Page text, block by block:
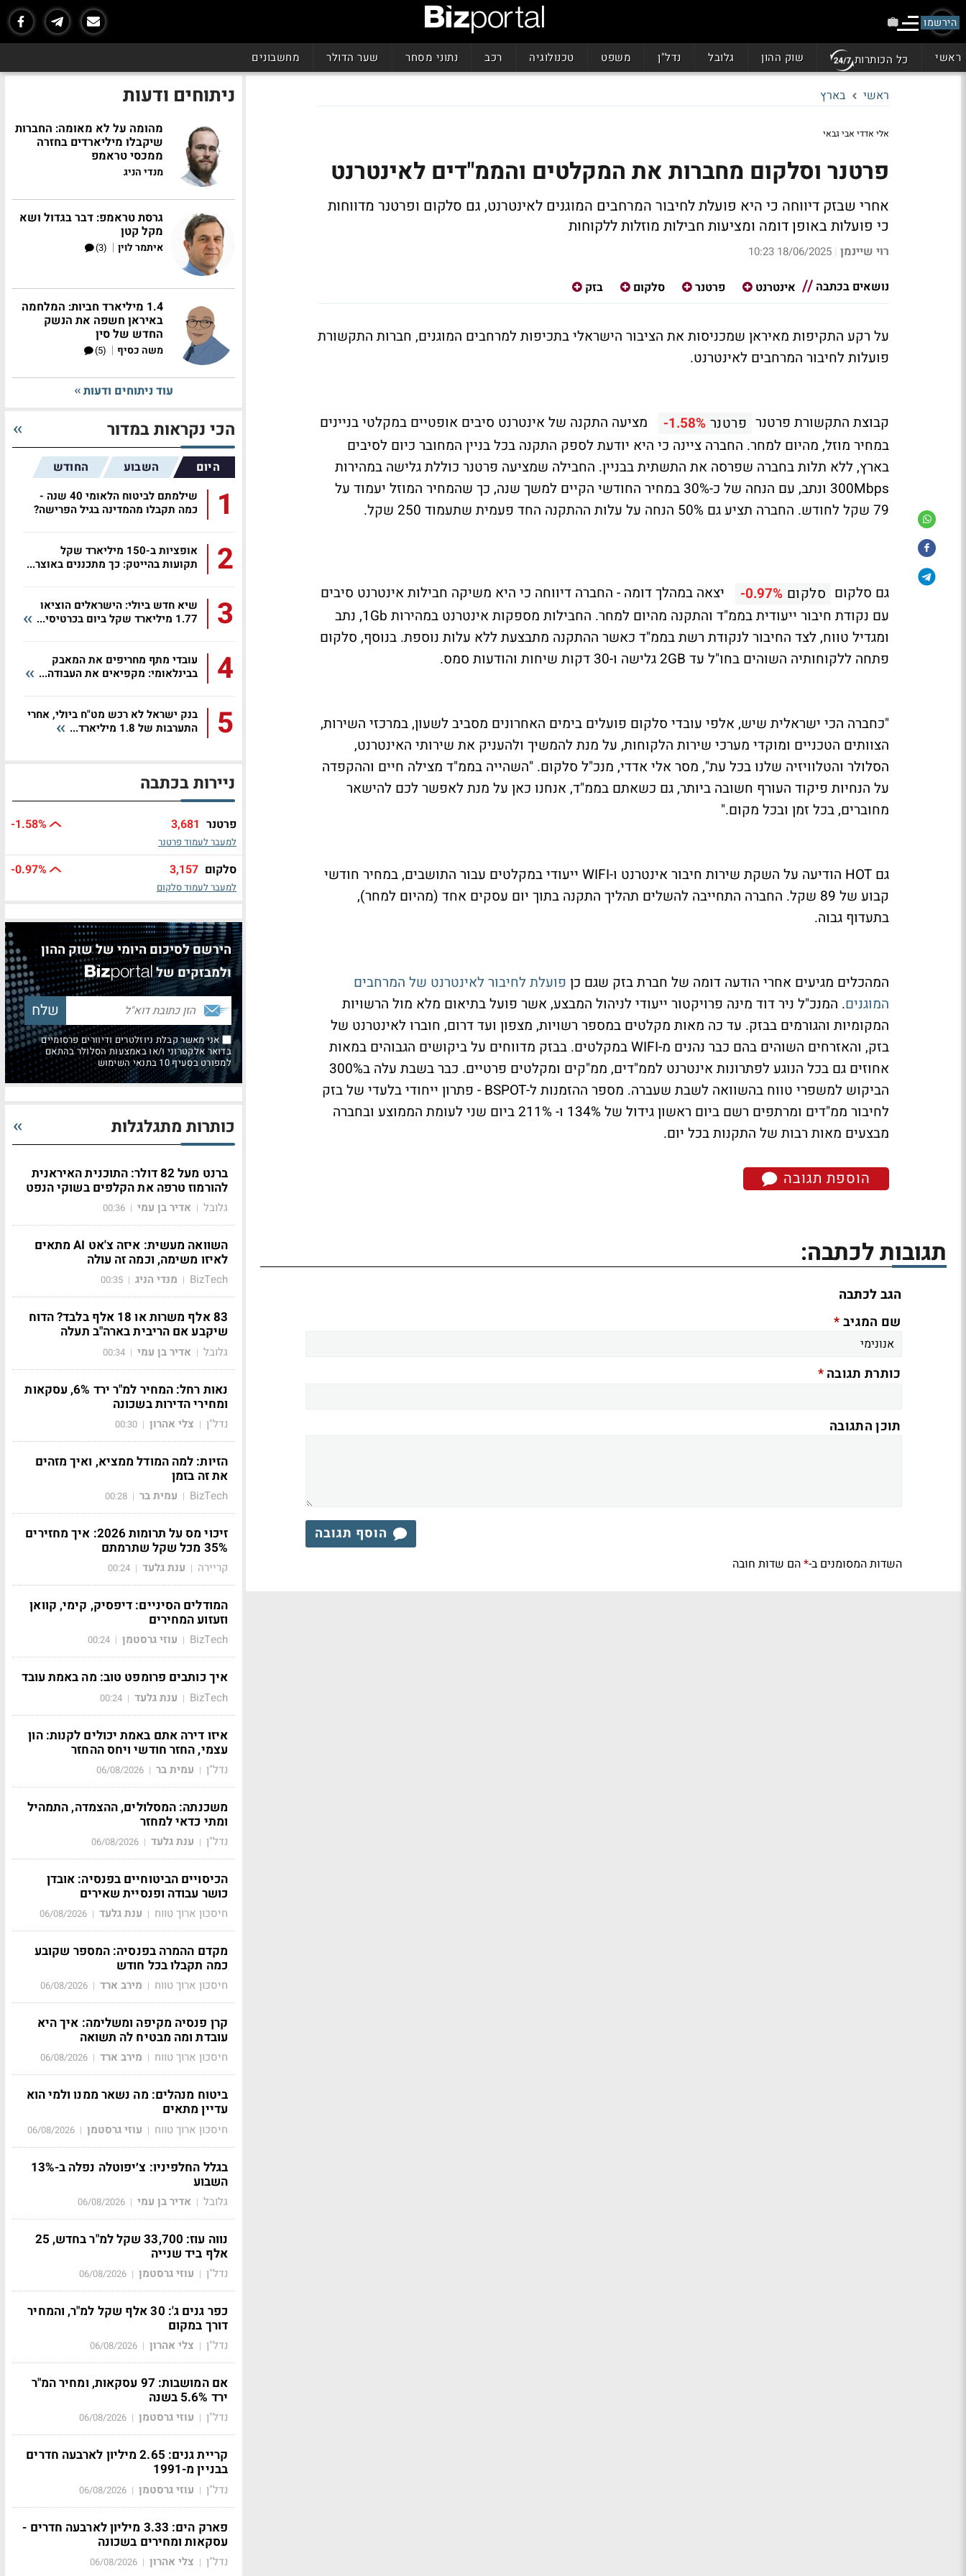
הירשמו
ראשי כל הכותרות שוק ההון גלובל נדל"ן משפט טכנולוגיה רכב נתוני מסחר שער הדולר מחשבונים
ראשי בארץ
אלי אדדי אבי גבאי
פרטנר וסלקום מחברות את המקלטים והממ"דים לאינטרנט
אחרי שבזק דיווחה כי היא פועלת לחיבור המרחבים המוגנים לאינטרנט, גם סלקום ופרטנר מדווחות
כי פועלות באופן דומה ומציעות חבילות מוזלות ללקוחות
רוי שיינמן |
18/06/2025 10:23
נושאים בכתבה אינטרנט פרטנר סלקום בזק
על רקע התקיפות מאיראן שמכניסות את הציבור הישראלי בתכיפות למרחבים המוגנים, חברות התקשורת
פועלות לחיבור המרחבים לאינטרנט.
קבוצת התקשורת פרטנר פרטנר -1.58%
מציעה התקנה של אינטרנט סיבים אופטיים במקלטי בניינים
במחיר מוזל, מהיום למחר. החברה ציינה כי היא יודעת לספק התקנה בכל בניין המחובר כיום לסיבים
בארץ, ללא תלות בחברה שפרסה את התשתית בבניין. החבילה שמציעה פרטנר כוללת גלישה במהירות
300Mbps ונתב, עם הנחה של כ-30% במחיר החודשי הקיים למשך שנה, כך שהמחיר המוזל יעמוד על
79 שקל לחודש. החברה תציע גם 50% הנחה על עלות ההתקנה החד פעמית שתעמוד 250 שקל.
גם סלקום סלקום -0.97%
יצאה במהלך דומה - החברה דיווחה כי היא משיקה חבילות אינטרנט סיבים
עם נקודת חיבור ייעודית בממ"ד והתקנה מהיום למחר. החבילות מספקות אינטרנט במהירות 1Gb, נתב
ומגדיל טווח, לצד החיבור לנקודת רשת בממ"ד כאשר ההתקנה מתבצעת ללא עלות נוספת. בנוסף, סלקום
פתחה ללקוחותיה השוהים בחו"ל עד 2GB גלישה ו-30 דקות שיחות והודעות סמס.
"כחברה הכי ישראלית שיש, אלפי עובדי סלקום פועלים בימים האחרונים מסביב לשעון, במרכזי השירות,
הצוותים הטכניים ומוקדי מערכי שירות הלקוחות, על מנת להמשיך ולהעניק את שירותי האינטרנט,
הסלולר והטלוויזיה שלנו בכל עת", מסר אלי אדדי, מנכ"ל סלקום. "השהייה בממ"ד מצילה חיים וההקפדה
על הנחיות פיקוד העורף חשובה ביותר, גם כשאתם בממ"ד, אנחנו כאן על מנת לאפשר לכם להישאר
מחוברים, בכל זמן ובכל מקום."
גם HOT הודיעה על השקת שירות חיבור אינטרנט ו-WIFI ייעודי במקלטים עבור התושבים, במחיר חודשי
קבוע של 89 שקל. החברה התחייבה להשלים תהליך התקנה בתוך יום עסקים אחד (מהיום למחר),
בתעדוף גבוה.
המהכלים מגיעים אחרי הודעה דומה של חברת בזק שגם כן פועלת לחיבור לאינטרנט של המרחבים
המוגנים. המנכ"ל ניר דוד מינה פרויקטור ייעודי לניהול המבצע, אשר פועל בתיאום מלא מול הרשויות
המקומיות והגורמים בבזק. עד כה מאות מקלטים במספר רשויות, מצפון ועד דרום, חוברו לאינטרנט של
בזק, והאזרחים השוהים בהם כבר נהנים מ-WIFI במקלטים. בבזק מדווחים על ביקושים הגבוהים במאות
אחוזים גם בכל הנוגע לפתרונות אינטרנט לממ"דים, ממ"קים ומקלטים פרטיים. כבר בשבת עלה ב300%
הביקוש למשפרי טווח בהשוואה לשבת שעברה. מספר ההזמנות ל-BSPOT - פתרון ייחודי בלעדי של בזק
לחיבור ממ"דים ומרתפים רשם ביום ראשון גידול של 134% ו- 211% ביום שני לעומת הממוצע ובחברה
מבצעים מאות רבות של התקנות בכל יום.
הוספת תגובה
תגובות לכתבה:
הגב לכתבה
שם המגיב*
כותרת תגובה*
תוכן התגובה
הוסף תגובה
השדות המסומנים ב-*הם שדות חובה
ניתוחים ודעות
מהומה על לא מאומה: החברות
שיקבלו מיליארדים בחזרה
ממכסי טראמפ
מנדי הניג
גרסת טראמפ: דבר בגדול ושא
מקל קטן
איתמר לוין |
(3)
1.4 מיליארד חביות: המלחמה
באיראן חשפה את הנשק
החדש של סין
משה כסיף |
(5)
עוד ניתוחים ודעות
הכי נקראות במדור
היום השבוע החודש
1
שילמתם לביטוח הלאומי 40 שנה -
כמה תקבלו מהמדינה בגיל הפרישה?
2
אופציות ב-150 מיליארד שקל
תקועות בהייטק: כך מתכננים באוצר...
3
שיא חדש ביולי: הישראלים הוציאו
1.77 מיליארד שקל ביום בכרטיסי...
4
עובדי מתף מחריפים את המאבק
בבינלאומי: מקפיאים את העבודה...
5
בנק ישראל לא רכש מט"ח ביולי, אחרי
התערבות של 1.8 מיליארד...
ניירות בכתבה
פרטנר 3,681
-1.58%
למעבר לעמוד פרטנר
סלקום 3,157
-0.97%
למעבר לעמוד סלקום
הירשם לסיכום היומי של שוק ההון
ולמבזקים של
אני מאשר קבלת ניוזלטרים ודיוורים פרסומיים
בדואר אלקטרוני ו/או באמצעות הסלולר בהתאם
למפורט בסעיף 10 בתנאי השימוש
כותרות מתגלגלות
ברנט מעל 82 דולר: התוכנית האיראנית
להורמוז טרפה את הקלפים בשוקי הנפט
גלובל | אדיר בן עמי |
00:36
השוואה מעשית: איזה צ'אט AI מתאים
לאיזו משימה, וכמה זה עולה
BizTech
| מנדי הניג |
00:35
83 אלף משרות או 18 אלף בלבד? הדוח
שיקבע אם הריבית בארה"ב תעלה
גלובל | אדיר בן עמי |
00:34
נאות רחל: המחיר למ"ר ירד 6%, עסקאות
ומחירי הדירות בשכונה
נדל"ן | צלי אהרון |
00:30
הזיות: למה המודל ממציא, ואיך מזהים
את זה בזמן
BizTech
| עמית בר |
00:28
זיכוי מס על תרומות 2026: איך מחזירים
35% מכל שקל שתרמתם
קריירה | ענת גלעד |
00:24
המודלים הסיניים: דיפסיק, קימי, קוואן
וזעזוע המחירים
BizTech
| עוזי גרסטמן |
00:24
איך כותבים פרומפט טוב: מה באמת עובד
BizTech
| ענת גלעד |
00:24
איזו דירה אתם באמת יכולים לקנות: הון
עצמי, החזר חודשי ויחס ההחזר
נדל"ן | עמית בר |
06/08/2026
משכנתה: המסלולים, ההצמדה, התמהיל
ומתי כדאי למחזר
נדל"ן | ענת גלעד |
06/08/2026
הכיסויים הביטוחיים בפנסיה: אובדן
כושר עבודה ופנסיית שאירים
חיסכון ארוך טווח | ענת גלעד |
06/08/2026
מקדם ההמרה בפנסיה: המספר שקובע
כמה תקבלו בכל חודש
חיסכון ארוך טווח | מירב ארד |
06/08/2026
קרן פנסיה מקיפה ומשלימה: איך היא
עובדת ומה מבטיח לה תשואה
חיסכון ארוך טווח | מירב ארד |
06/08/2026
ביטוח מנהלים: מה נשאר ממנו ולמי הוא
עדיין מתאים
חיסכון ארוך טווח | עוזי גרסטמן |
06/08/2026
בגלל החלפיניו: צ׳יפוטלה נפלה ב-13%
השבוע
גלובל | אדיר בן עמי |
06/08/2026
נווה עוז: 33,700 שקל למ"ר בחדש, 25
אלף ביד שנייה
נדל"ן | עוזי גרסטמן |
06/08/2026
כפר גנים ג': 30 אלף שקל למ"ר, והמחיר
דורך במקום
נדל"ן | צלי אהרון |
06/08/2026
אם המושבות: 97 עסקאות, ומחיר המ"ר
ירד 5.6% בשנה
נדל"ן | עוזי גרסטמן |
06/08/2026
קריית גנים: 2.65 מיליון לארבעה חדרים
בבניין מ-1991
נדל"ן | עוזי גרסטמן |
06/08/2026
פארק הים: 3.33 מיליון לארבעה חדרים -
עסקאות ומחירים בשכונה
נדל"ן | צלי אהרון |
06/08/2026